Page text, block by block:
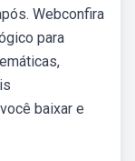
Webconfira
para
baixar e